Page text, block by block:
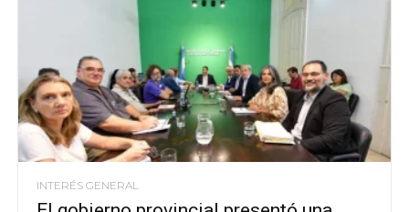
INTERÉS GENERAL